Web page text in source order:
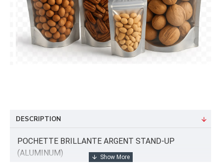
DESCRIPTION
POCHETTE BRILLANTE ARGENT STAND-UP
(ALUMINUM)